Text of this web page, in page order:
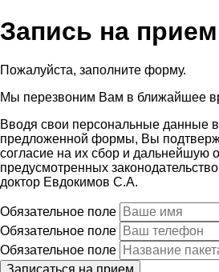
Запись на прием
Пожалуйста, заполните форму.
Мы перезвоним Вам в ближайшее
Вводя свои персональные данные
предложенной формы, Вы
согласие на их сбор и дальнейшую
предусмотренных
доктор Евдокимов С.А.
Обязательное поле
Обязательное поле
Обязательное поле